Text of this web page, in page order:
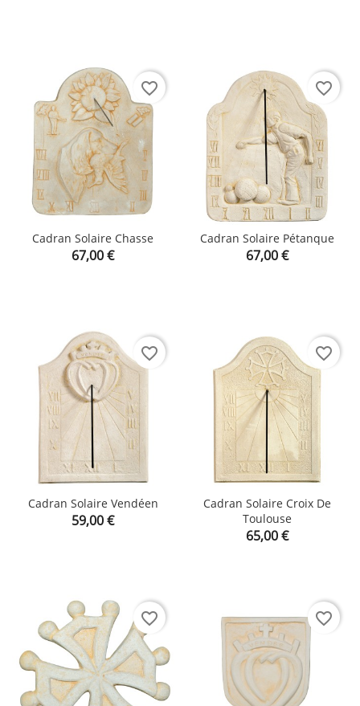
Cadran Solaire Chasse
Prix
67,00 €
favorite_border
Cadran Solaire Pétanque
Prix
67,00 €
favorite_border
Cadran Solaire Vendéen
Prix
59,00 €
favorite_border
Cadran Solaire Croix De
Toulouse
Prix
65,00 €
favorite_border
favorite_border favorite_border